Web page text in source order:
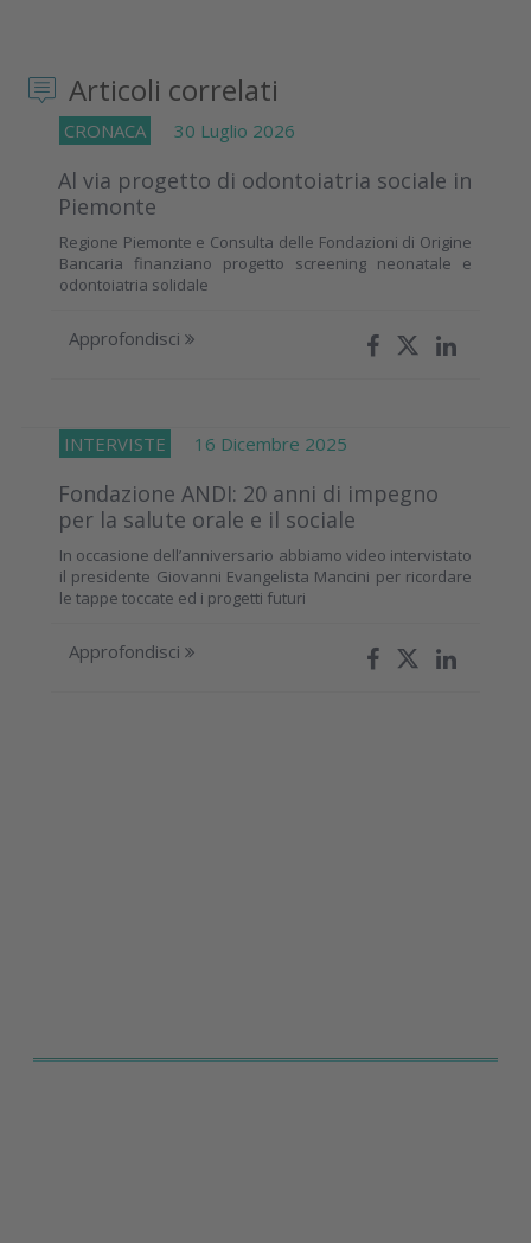
Articoli correlati
CRONACA 30 Luglio 2026
Al via progetto di odontoiatria sociale in
Piemonte
Regione Piemonte e Consulta delle Fondazioni di Origine
Bancaria finanziano progetto screening neonatale e
odontoiatria solidale
Approfondisci
INTERVISTE 16 Dicembre 2025
Fondazione ANDI: 20 anni di impegno
per la salute orale e il sociale
In occasione dell’anniversario abbiamo video intervistato
il presidente Giovanni Evangelista Mancini per ricordare
le tappe toccate ed i progetti futuri
Approfondisci